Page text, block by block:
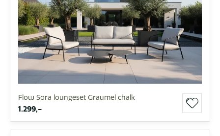
Flow Sora loungeset Graumel chalk
1.299,-